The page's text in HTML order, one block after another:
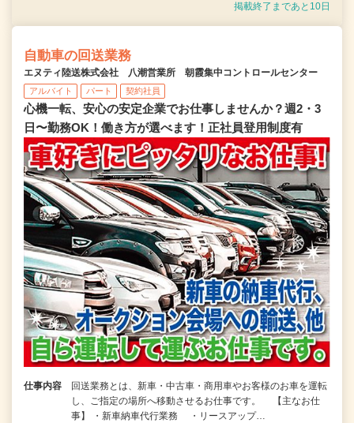
掲載終了まであと10日
自動車の回送業務
エヌティ陸送株式会社 八潮営業所 朝霞集中コントロールセンター
アルバイト パート 契約社員
心機一転、安心の安定企業でお仕事しませんか？週2・3
日〜勤務OK！働き方が選べます！正社員登用制度有
仕事内容
回送業務とは、新車・中古車・商用車やお客様のお車を運転
し、ご指定の場所へ移動させるお仕事です。 【主なお仕
事】 ・新車納車代行業務 ・リースアップ…